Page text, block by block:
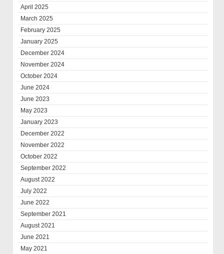
April 2025
March 2025
February 2025
January 2025
December 2024
November 2024
October 2024
June 2024
June 2023
May 2023
January 2023
December 2022
November 2022
October 2022
September 2022
August 2022
July 2022
June 2022
September 2021
August 2021
June 2021
May 2021